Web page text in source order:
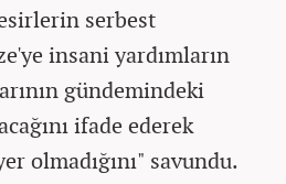
serbest
insani yardımların
gündemindeki
ifade ederek
olmadığını" savundu.